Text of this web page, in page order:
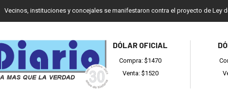
Vecinos, instituciones y concejales se manifestaron contra el proyecto de Ley
DÓLAR OFICIAL
Compra: $1470
Venta: $1520